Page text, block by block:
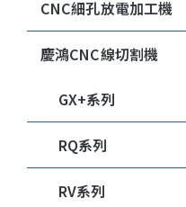
CNC細孔放電加工機
慶鴻CNC線切割機
GX+系列
RQ系列
RV系列